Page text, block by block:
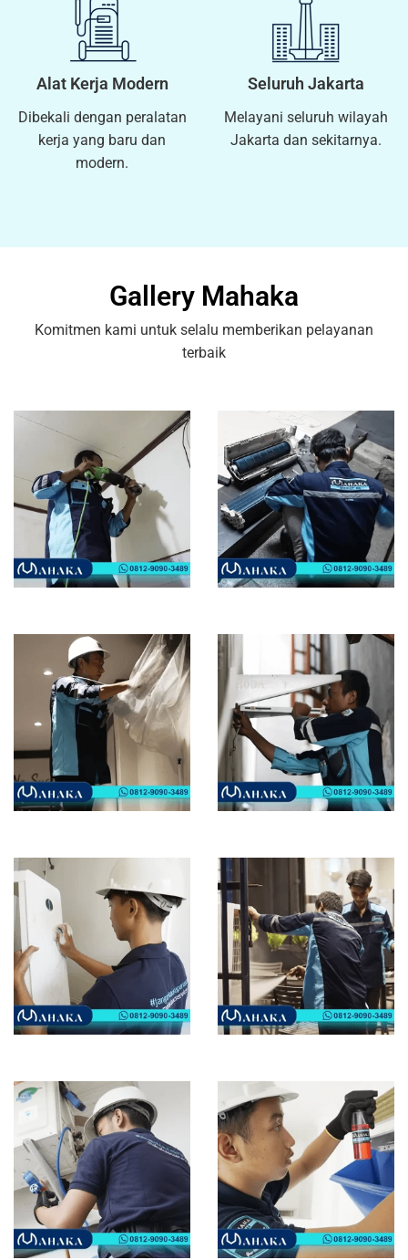
Alat Kerja Modern
Dibekali dengan peralatan
kerja yang baru dan
modern.
Seluruh Jakarta
Melayani seluruh wilayah
Jakarta dan sekitarnya.
Gallery Mahaka
Komitmen kami untuk selalu memberikan pelayanan
terbaik